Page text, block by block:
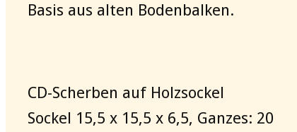
Basis aus alten Bodenbalken.
CD-Scherben auf Holzsockel
Sockel 15,5 x 15,5 x 6,5, Ganzes: 20